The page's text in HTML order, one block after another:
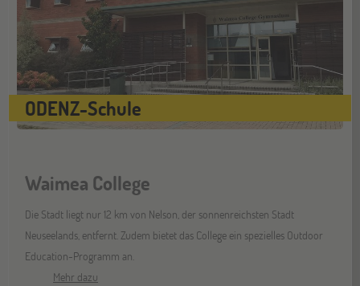
25
NOV
ONLINE
Schüleraustausch-Infoabend (Ozeanien &
Nordamerika)
Schüleraustausch-Infoabend (Europa)
21
DEZ
ONLINE
Schüleraustausch-Infoabend (Ozeanien &
Nordamerika)
ODENZ-Schule
Waimea College
Die Stadt liegt nur 12 km von Nelson, der sonnenreichsten Stadt
Neuseelands, entfernt. Zudem bietet das College ein spezielles Outdoor
Education-Programm an.
Mehr dazu